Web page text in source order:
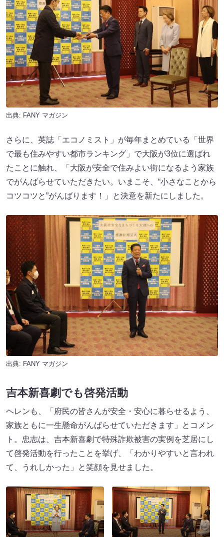
出典: FANY マガジン
さらに、英誌「エコノミスト」が毎年まとめている「世界
で最も住みやすい都市ランキング」で大阪が3位に選ばれ
たことに触れ、「大阪が安全で住みよい街になるよう家族
でがんばらせていただきたい。いまこそ、“小さなことから
コツコツと”がんばります！」と決意を新たにしました。
出典: FANY マガジン
吉本新喜劇でも啓発活動
ヘレンも、「府民の皆さんが安全・安心に暮らせるよう、
家族ともに一生懸命がんばらせていただきます」とコメン
ト。忠志は、吉本新喜劇で特殊詐欺被害の実例を芝居にし
て啓発活動を行ったことを挙げ、「わかりやすいと言われ
て、うれしかった」と笑顔を見せました。